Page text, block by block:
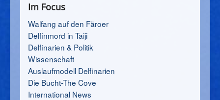
Im Focus
Walfang auf den Färoer
Delfinmord in Taiji
Delfinarien & Politik
Wissenschaft
Auslaufmodell Delfinarien
Die Bucht-The Cove
International News